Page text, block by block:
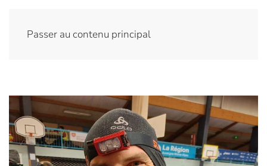
Passer au contenu principal